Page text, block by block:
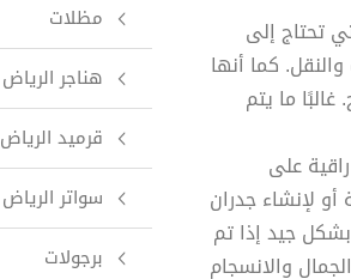
تحتاج إلى
كما أنها
ما يتم
على
أو لإنشاء جدران
جيد إذا تم
والانسجام
مظلات
هناجر الرياض
قرميد الرياض
سواتر الرياض
برجولات